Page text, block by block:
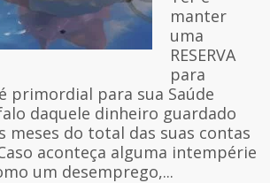
manter
uma
RESERVA
para
é primordial para sua Saúde
daquele dinheiro guardado
meses do total das suas contas
aconteça alguma intempérie
um desemprego,...